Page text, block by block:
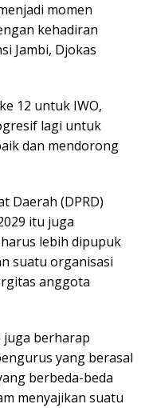
momen
kehadiran
Jambi, Djokas
12 untuk IWO,
lagi untuk
dan mendorong
Daerah (DPRD)
itu juga
lebih dipupuk
suatu organisasi
anggota
juga berharap
yang berasal
berbeda-beda
menyajikan suatu